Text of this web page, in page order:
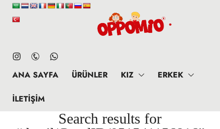
ANA SAYFA ÜRÜNLER KIZ ERKEK
İLETIŞIM
Search results for